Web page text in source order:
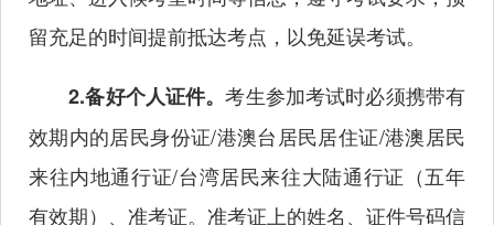
留充足的时间提前抵达考点，以免延误考试。
2.备好个人证件。考生参加考试时必须携带有
效期内的居民身份证/港澳台居民居住证/港澳居民
来往内地通行证/台湾居民来往大陆通行证（五年
有效期）、准考证。准考证上的姓名、证件号码信